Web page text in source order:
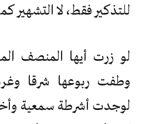
للتذكير فقط، لا التشهير
لو زرت أيها المنصف
وطفت ربوعها شرقا
لوجدت أشرطة سمعية